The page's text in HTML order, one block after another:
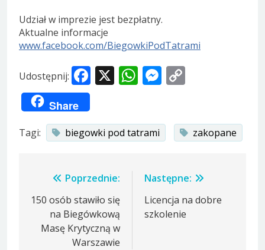
Udział w imprezie jest bezpłatny.
Aktualne informacje
www.facebook.com/BiegowkiPodTatrami
Udostępnij: Facebook
X WhatsApp
Messenger
Share
Tagi: biegowki pod tatrami zakopane
Nawigacja
wpisu
Poprzednie:
150 osób stawiło się
na Biegówkową
Masę Krytyczną w
Warszawie
Następne:
Licencja na dobre
szkolenie